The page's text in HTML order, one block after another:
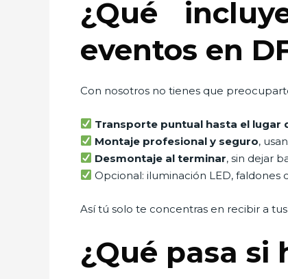
¿Qué
eventos en
Con nosotros no tienes que
Transporte puntual hasta el lugar
Montaje profesional y seguro,
Desmontaje al terminar, sin dejar
Opcional: iluminación LED, faldones
Así tú solo te concentras en recibir a
¿Qué pasa